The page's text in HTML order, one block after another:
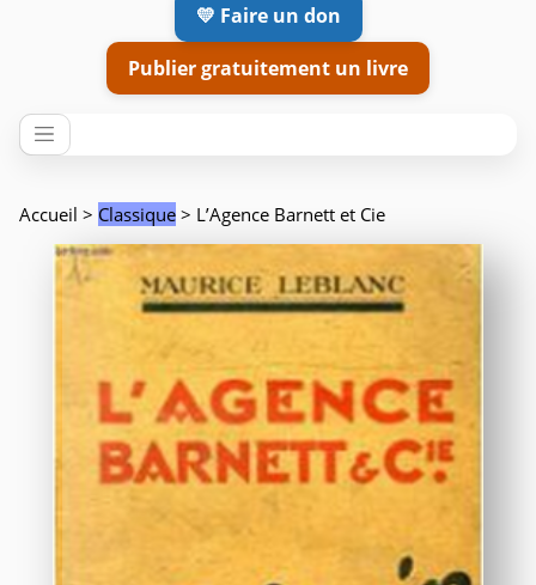
💛 Faire un don
Publier gratuitement un livre
Accueil > Classique > L’Agence Barnett et Cie